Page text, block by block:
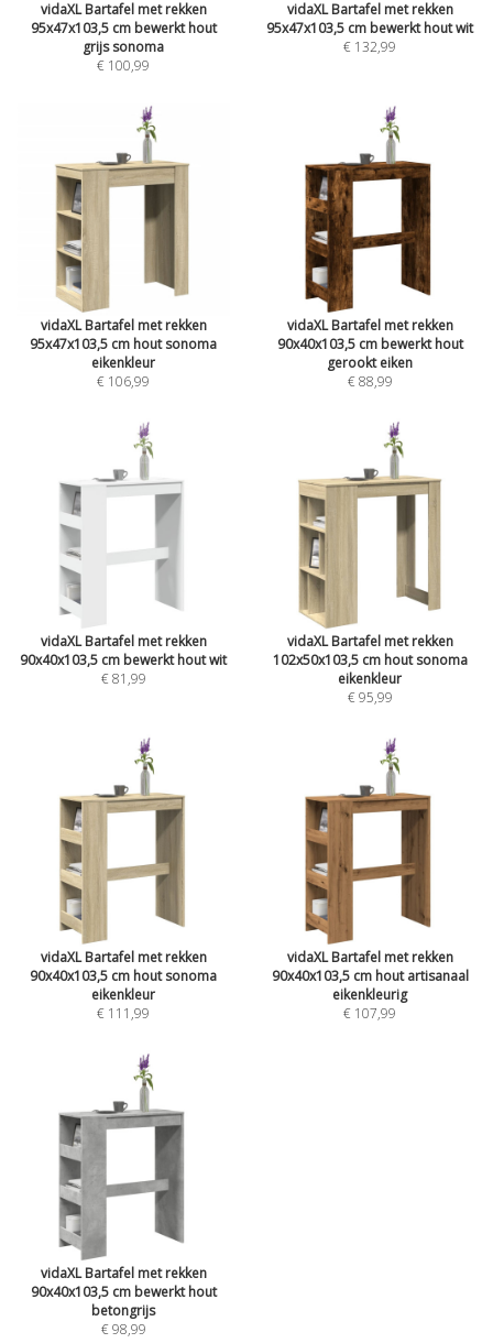
vidaXL Bartafel met rekken
95x47x103,5 cm bewerkt hout
grijs sonoma
€ 100,99
vidaXL Bartafel met rekken
95x47x103,5 cm bewerkt hout wit
€ 132,99
vidaXL Bartafel met rekken
95x47x103,5 cm hout sonoma
eikenkleur
€ 106,99
vidaXL Bartafel met rekken
90x40x103,5 cm bewerkt hout
gerookt eiken
€ 88,99
vidaXL Bartafel met rekken
90x40x103,5 cm bewerkt hout wit
€ 81,99
vidaXL Bartafel met rekken
102x50x103,5 cm hout sonoma
eikenkleur
€ 95,99
vidaXL Bartafel met rekken
90x40x103,5 cm hout sonoma
eikenkleur
€ 111,99
vidaXL Bartafel met rekken
90x40x103,5 cm hout artisanaal
eikenkleurig
€ 107,99
vidaXL Bartafel met rekken
90x40x103,5 cm bewerkt hout
betongrijs
€ 98,99